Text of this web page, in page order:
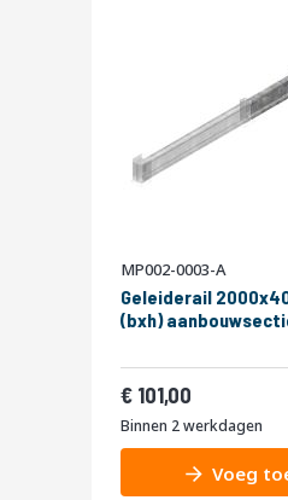
MP002-0003-A
Geleiderail
(bxh)
101,00
Binnen 2 werkdagen
Voeg